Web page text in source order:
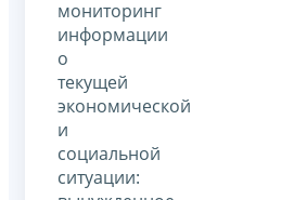
мониторинг
информации
о
текущей
экономической
и
социальной
ситуации: